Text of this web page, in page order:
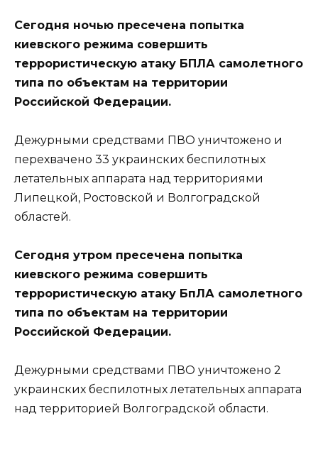
Сегодня ночью пресечена попытка
киевского режима совершить
террористическую атаку БПЛА самолетного
типа по объектам на территории
Российской Федерации.
Дежурными средствами ПВО уничтожено и
перехвачено 33 украинских беспилотных
летательных аппарата над территориями
Липецкой, Ростовской и Волгоградской
областей.
Сегодня утром пресечена попытка
киевского режима совершить
террористическую атаку БпЛА самолетного
типа по объектам на территории
Российской Федерации.
Дежурными средствами ПВО уничтожено 2
украинских беспилотных летательных аппарата
над территорией Волгоградской области.